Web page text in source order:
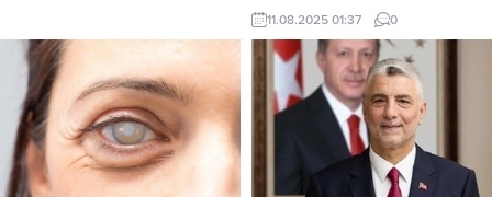
Yaptığı paylaşımda, toplam 6 milyar
669 milyon 644 bin lira tutarındaki
destekleme ödemesinin...
bölgesinden yaptığı son dakika
açıklamasında, “Şu an itibarıyla
arama kurtarma yaptığımız herhangi
bir yıkık bina yok,” diyerek arama
kurtarma çalışmalarının
tamamlandığını bildirdi. Bakan
Yerlikaya, depremde yaralananların
sayısının 29’a yükseldiğini ve
kırsalda 16 binanın yıkıldığını belirtti.
11.08.2025 01:37 0